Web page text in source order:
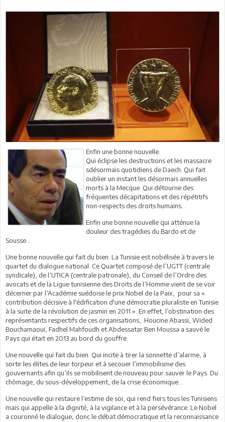
Enfin une bonne nouvelle.
Qui éclipse les destructions et les massacre
sdésormais quotidiens de Daech. Qui fait
oublier un instant les désormais annuelles
morts à la Mecque. Qui détourne des
fréquentes décapitations et des répétitifs
non-respects des droits humains…
Enfin une bonne nouvelle qui atténue la
douleur des tragédies du Bardo et de
Sousse…
Une bonne nouvelle qui fait du bien. La Tunisie est nobélisée à travers le
quartet du dialogue national. Ce Quartet composé de l’UGTT (centrale
syndicale), de l’UTICA (centrale patronale), du Conseil de l’Ordre des
avocats et de la Ligue tunisienne des Droits de l’Homme vient de se voir
décerner par l’Académie suédoise le prix Nobel de la Paix, pour sa «
contribution décisive à l'édification d'une démocratie pluraliste en Tunisie
à la suite de la révolution de jasmin en 2011 ». En effet, l’obstination des
représentants respectifs de ces organisations, Houcine Abassi, Wided
Bouchamaoui, Fadhel Mahfoudh et Abdessatar Ben Moussa a sauvé le
Pays qui était en 2013 au bord du gouffre.
Une nouvelle qui fait du bien. Qui incite à tirer la sonnette d’alarme, à
sortir les élites de leur torpeur et à secouer l’immobilisme des
gouvernants afin qu’ils se mobilisent de nouveau pour sauver le Pays. Du
chômage, du sous-développement, de la crise économique…
Une nouvelle qui restaure l’estime de soi, qui rend fiers tous les Tunisiens
mais qui appelle à la dignité, à la vigilance et à la persévérance. Le Nobel
a couronné le dialogue, donc le débat démocratique et la reconnaissance